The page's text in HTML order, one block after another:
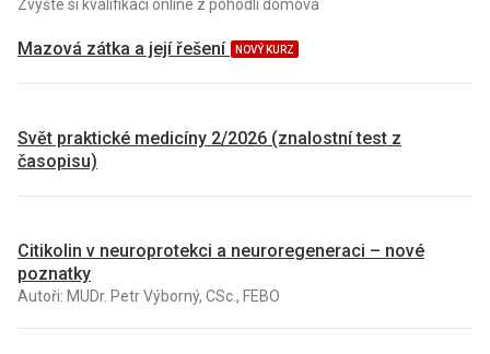
Zvyšte si kvalifikaci online z pohodlí domova
Mazová zátka a její řešení NOVÝ KURZ
Svět praktické medicíny 2/2026 (znalostní test z
časopisu)
Citikolin v neuroprotekci a neuroregeneraci – nové
poznatky
Autoři: MUDr. Petr Výborný, CSc., FEBO